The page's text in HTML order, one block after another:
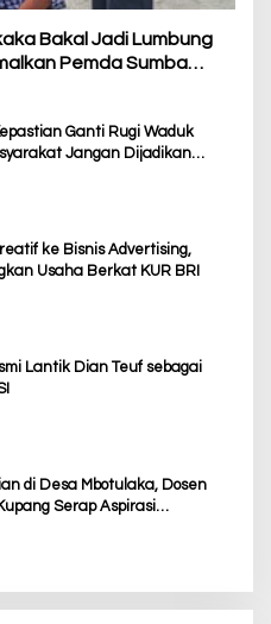
Bakal Jadi Lumbung
Pemda Sumba
Ganti Rugi Waduk
Jangan Dijadikan
PSN
ke Bisnis Advertising,
Usaha Berkat KUR BRI
Lantik Dian Teuf sebagai
di Desa Mbotulaka, Dosen
Serap Aspirasi
Kapasitas Karang